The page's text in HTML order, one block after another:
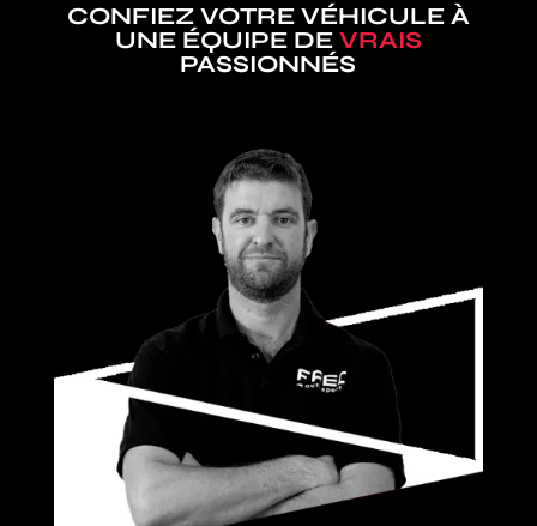
CONFIEZ VOTRE VÉHICULE À
UNE ÉQUIPE DE VRAIS
PASSIONNÉS